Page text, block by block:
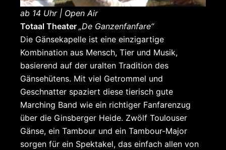
ab 14 Uhr | Open Air
Totaal Theater „De Ganzenfanfare“
Die Gänsekapelle ist eine einzigartige
Kombination aus Mensch, Tier und Musik,
basierend auf der uralten Tradition des
Gänsehütens. Mit viel Getrommel und
Geschnatter spaziert diese tierisch gute
Marching Band wie ein richtiger Fanfarenzug
über die Ginsberger Heide. Zwölf Toulouser
Gänse, ein Tambour und ein Tambour-Major
sorgen für ein Spektakel, das einfach allen von